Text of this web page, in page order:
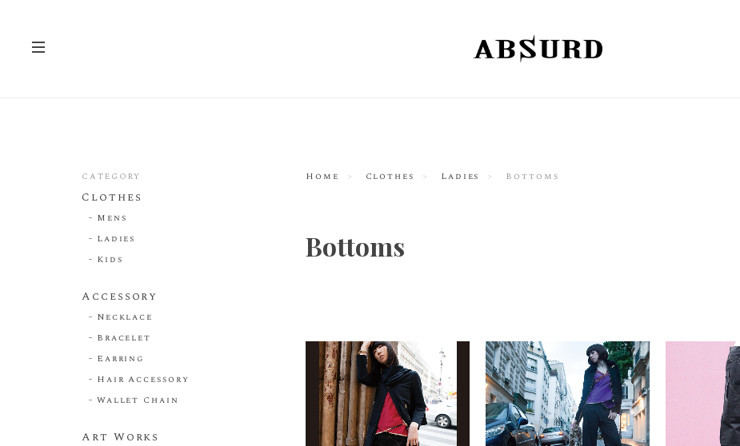
Home Clothes Ladies Bottoms
Bottoms
CATEGORY
Clothes
Mens
Ladies
Kids
Accessory
Necklace
Bracelet
Earring
Hair Accessory
Wallet Chain
Art Works